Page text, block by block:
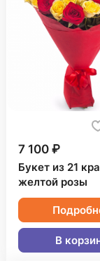
7 100 ₽
Букет из 21
желтой розы
В